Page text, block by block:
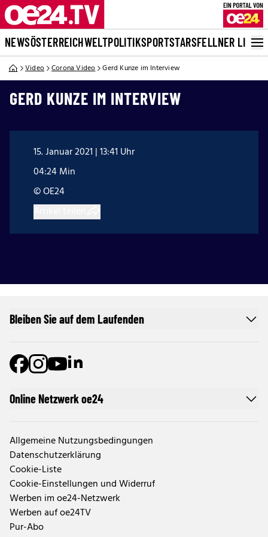
NEWSÖSTERREICHWELTPOLITIKSPORTSTARSFELLNER LIVE
Video Corona Video Gerd Kunze im Interview
GERD KUNZE IM INTERVIEW
15. Januar 2021 | 13:41 Uhr
04:24 Min
© OE24
Online Netzwerk oe24
Allgemeine Nutzungsbedingungen
Datenschutzerklärung
Cookie-Liste
Cookie-Einstellungen und Widerruf
Werben im oe24-Netzwerk
Werben auf oe24TV
Pur-Abo
Bleiben Sie auf dem Laufenden